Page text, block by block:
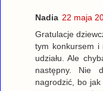
Nadia 22 maja
Gratulacje
tym konkursem i
udziału. Ale
następny. Nie
nagrodzić, bo